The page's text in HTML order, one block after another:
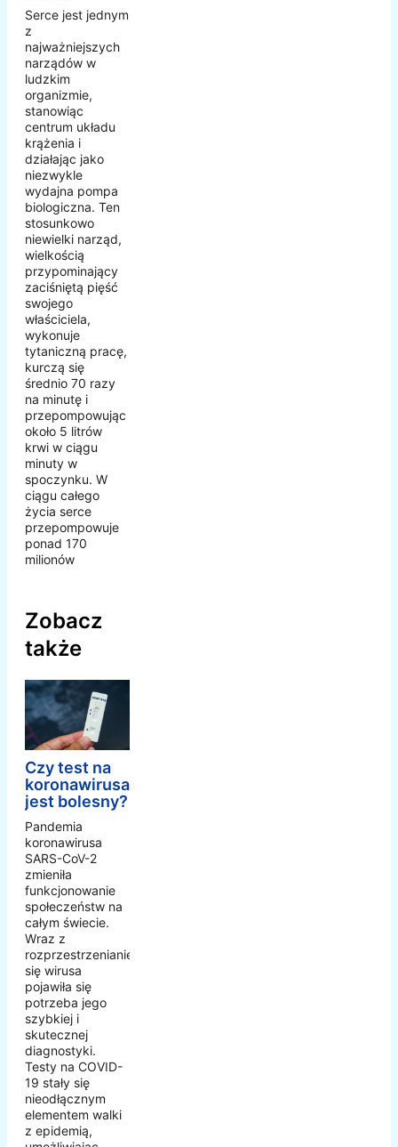
Serce jest jednym
z
najważniejszych
narządów w
ludzkim
organizmie,
stanowiąc
centrum układu
krążenia i
działając jako
niezwykle
wydajna pompa
biologiczna. Ten
stosunkowo
niewielki narząd,
wielkością
przypominający
zaciśniętą pięść
swojego
właściciela,
wykonuje
tytaniczną pracę,
kurczą się
średnio 70 razy
na minutę i
przepompowując
około 5 litrów
krwi w ciągu
minuty w
spoczynku. W
ciągu całego
życia serce
przepompowuje
ponad 170
milionów
Zobacz
także
Czy test na
koronawirusa
jest bolesny?
Pandemia
koronawirusa
SARS-CoV-2
zmieniła
funkcjonowanie
społeczeństw na
całym świecie.
Wraz z
rozprzestrzenianiem
się wirusa
pojawiła się
potrzeba jego
szybkiej i
skutecznej
diagnostyki.
Testy na COVID-
19 stały się
nieodłącznym
elementem walki
z epidemią,